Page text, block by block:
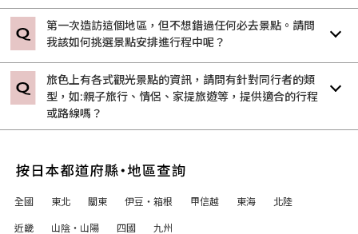
第一次造訪這個地區，但不想錯過任何必去景點。請問
我該如何挑選景點安排進行程中呢？
旅色上有各式觀光景點的資訊，請問有針對同行者的類
型，如:親子旅行、情侶、家提旅遊等，提供適合的行程
或路線嗎？
全國 東北 關東 伊豆・箱根 甲信越 東海
北陸
近畿
山陰・山陽 四國
九州